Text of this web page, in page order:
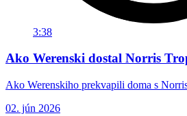
3:38
Ako Werenski dostal Norris
Ako Werenskiho prekvapili doma s
02. jún 2026